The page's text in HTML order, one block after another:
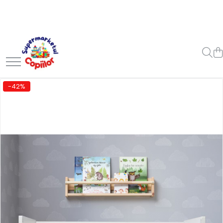
Casa, Gradina & Bricolaj
Decoratiuni
Accesorii pentru petrecere
Gaming, Carti & Birotica
Activitati extracurriculare
Povesti pentru copii
Carti de Povesti pentru Copii
Rechizite si papetarie pentru
copii
-42%